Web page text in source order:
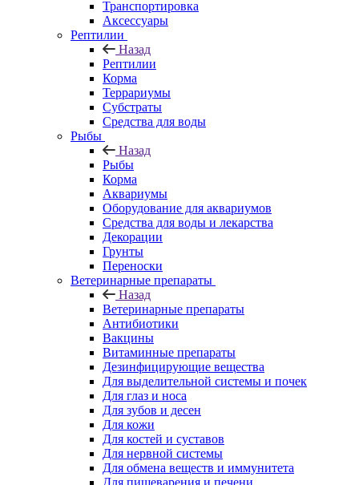
Транспортировка
Аксессуары
Рептилии
Назад
Рептилии
Корма
Террариумы
Субстраты
Средства для воды
Рыбы
Назад
Рыбы
Корма
Аквариумы
Оборудование для аквариумов
Средства для воды и лекарства
Декорации
Грунты
Переноски
Ветеринарные препараты
Назад
Ветеринарные препараты
Антибиотики
Вакцины
Витаминные препараты
Дезинфицирующие вещества
Для выделительной системы и почек
Для глаз и носа
Для зубов и десен
Для кожи
Для костей и суставов
Для нервной системы
Для обмена веществ и иммунитета
Для пищеварения и печени